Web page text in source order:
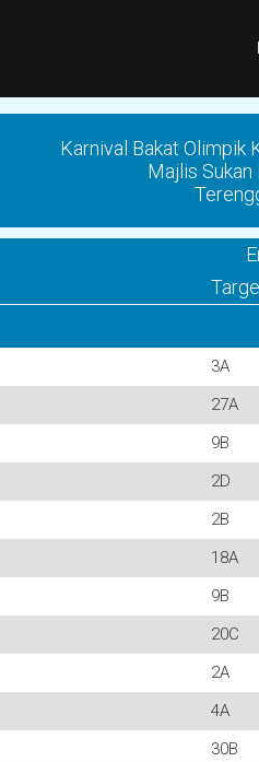
Karnival Bakat Olimpik
Majlis
3A
27A
9B
2D
2B
18A
9B
20C
2A
4A
30B